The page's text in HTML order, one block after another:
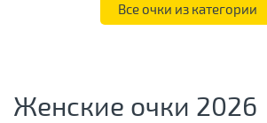
Все очки из категории
Женские очки 2026